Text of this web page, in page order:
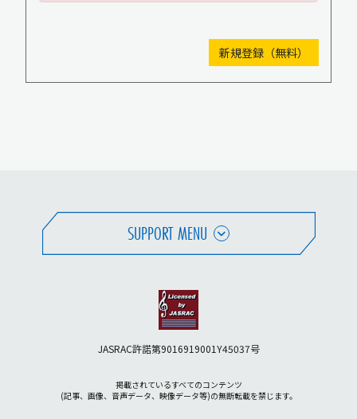
SUPPORT MENU
JASRAC許諾第9016919001Y45037号
掲載されているすべてのコンテンツ
(記事、画像、音声データ、映像データ等)の無断転載を禁じます。